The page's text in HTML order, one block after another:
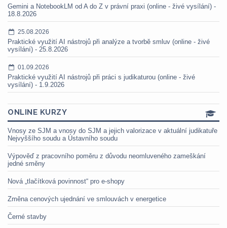
Gemini a NotebookLM od A do Z v právní praxi (online - živé vysílání) -
18.8.2026
25.08.2026
Praktické využití AI nástrojů při analýze a tvorbě smluv (online - živé
vysílání) - 25.8.2026
01.09.2026
Praktické využití AI nástrojů při práci s judikaturou (online - živé
vysílání) - 1.9.2026
ONLINE KURZY
Vnosy ze SJM a vnosy do SJM a jejich valorizace v aktuální judikatuře
Nejvyššího soudu a Ústavního soudu
Výpověď z pracovního poměru z důvodu neomluveného zameškání
jedné směny
Nová „tlačítková povinnost“ pro e-shopy
Změna cenových ujednání ve smlouvách v energetice
Černé stavby